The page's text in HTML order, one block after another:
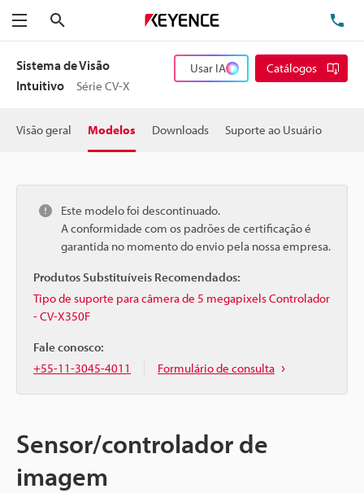
Menu
Sistema de Visão
Intuitivo
Série CV-X
Usar IA Catálogos
Visão geral Modelos Downloads Suporte ao Usuário
Este modelo foi descontinuado.
A conformidade com os padrões de certificação é
garantida no momento do envio pela nossa empresa.
Produtos Substituíveis Recomendados:
Tipo de suporte para câmera de 5 megapixels Controlador
- CV-X350F
Fale conosco:
+55-11-3045-4011
Formulário de consulta
Sensor/controlador de
imagem